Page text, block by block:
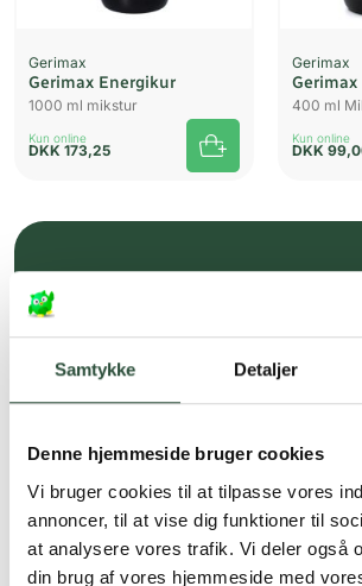
Samtykke Detaljer
Denne hjemmeside bruger cookies
Vi bruger cookies til at tilpasse vores
annoncer, til at vise dig funktioner til
at analysere vores trafik. Vi deler også
din brug af vores hjemmeside med
Gerimax
Gerimax Energikur
1000 ml mikstur
Kun online
DKK 173,25
Gerimax
400 ml
Kun online
DKK
Personlig rådgivning
på:
Hurtig levering (30
Hurtigt leveringen via GLS,